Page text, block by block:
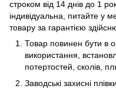
строком від 14 днів до 1
індивідуальна, питайте у
товару за гарантією
Товар повинен бути в
використання,
потертостей, сколів,
Заводські захисні